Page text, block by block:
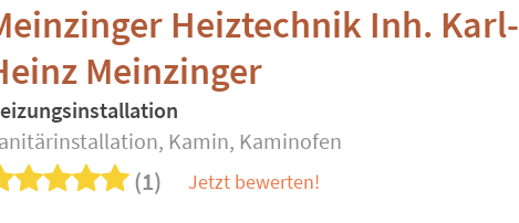
Heiztechnik Inh. Karl-
Meinzinger
Kamin, Kaminofen
(1) Jetzt bewerten!